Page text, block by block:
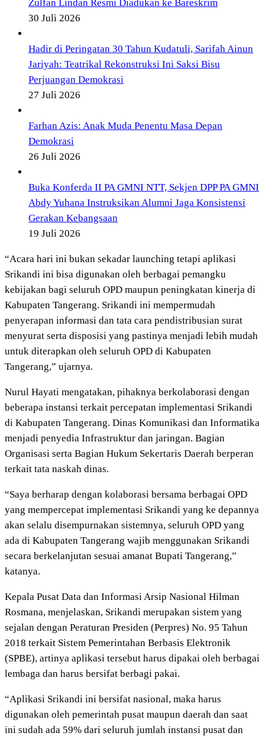
Zulfan Lindan Resmi Diadukan ke Bareskrim
30 Juli 2026
Hadir di Peringatan 30 Tahun Kudatuli, Sarifah Ainun
Jariyah: Teatrikal Rekonstruksi Ini Saksi Bisu
Perjuangan Demokrasi
27 Juli 2026
Farhan Azis: Anak Muda Penentu Masa Depan
Demokrasi
26 Juli 2026
Buka Konferda II PA GMNI NTT, Sekjen DPP PA GMNI
Abdy Yuhana Instruksikan Alumni Jaga Konsistensi
Gerakan Kebangsaan
19 Juli 2026
“Acara hari ini bukan sekadar launching tetapi aplikasi
Srikandi ini bisa digunakan oleh berbagai pemangku
kebijakan bagi seluruh OPD maupun peningkatan kinerja di
Kabupaten Tangerang. Srikandi ini mempermudah
penyerapan informasi dan tata cara pendistribusian surat
menyurat serta disposisi yang pastinya menjadi lebih mudah
untuk diterapkan oleh seluruh OPD di Kabupaten
Tangerang,” ujarnya.
Nurul Hayati mengatakan, pihaknya berkolaborasi dengan
beberapa instansi terkait percepatan implementasi Srikandi
di Kabupaten Tangerang. Dinas Komunikasi dan Informatika
menjadi penyedia Infrastruktur dan jaringan. Bagian
Organisasi serta Bagian Hukum Sekertaris Daerah berperan
terkait tata naskah dinas.
“Saya berharap dengan kolaborasi bersama berbagai OPD
yang mempercepat implementasi Srikandi yang ke depannya
akan selalu disempurnakan sistemnya, seluruh OPD yang
ada di Kabupaten Tangerang wajib menggunakan Srikandi
secara berkelanjutan sesuai amanat Bupati Tangerang,”
katanya.
Kepala Pusat Data dan Informasi Arsip Nasional Hilman
Rosmana, menjelaskan, Srikandi merupakan sistem yang
sejalan dengan Peraturan Presiden (Perpres) No. 95 Tahun
2018 terkait Sistem Pemerintahan Berbasis Elektronik
(SPBE), artinya aplikasi tersebut harus dipakai oleh berbagai
lembaga dan harus bersifat berbagi pakai.
“Aplikasi Srikandi ini bersifat nasional, maka harus
digunakan oleh pemerintah pusat maupun daerah dan saat
ini sudah ada 59% dari seluruh jumlah instansi pusat dan